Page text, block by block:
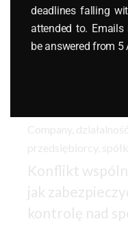
Company
przedsiębiorcy
Konflikt
jak
kontrolę nad
deadlines falling
attended to. Emails
be answered from